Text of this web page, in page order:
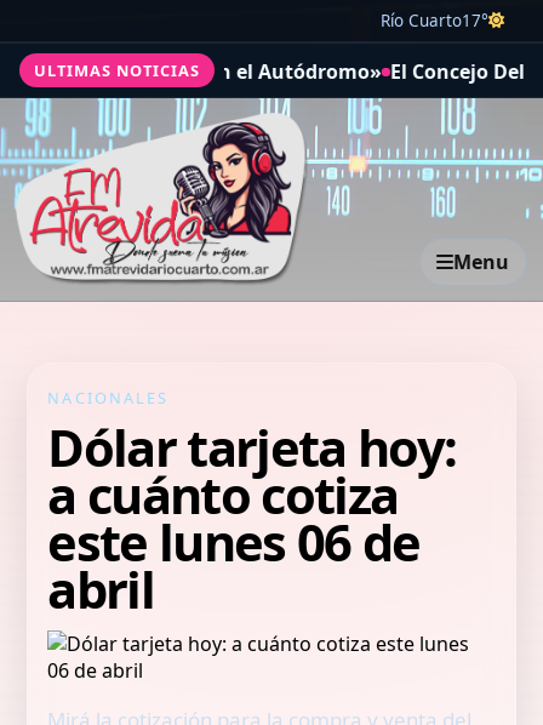
Río Cuarto17°
ULTIMAS NOTICIAS
Seguro en el Autódromo» El Concejo
Menu
NACIONALES
Dólar tarjeta hoy:
a cuánto cotiza
este lunes 06 de
abril